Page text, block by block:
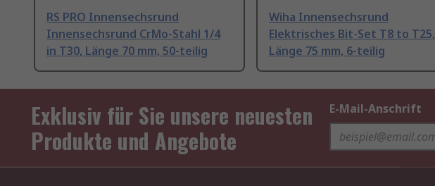
RS PRO Innensechsrund
Innensechsrund CrMo-Stahl 1/4
in T30, Länge 70 mm, 50-teilig
Wiha Innensechsrund
Elektrisches Bit-Set T8 to T25,
Länge 75 mm, 6-teilig
Exklusiv für Sie unsere neuesten
Produkte und Angebote
E-Mail-Anschrift